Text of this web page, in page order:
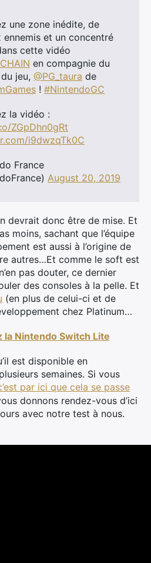
une zone inédite, de
ennemis et un concentré
cette vidéo
en compagnie du
jeu, @PG_taura de
! #NintendoGC
la vidéo :
ZGpDhn0gRt
i9dwzqTk0C
France
August 20, 2019
devrait donc être de mise. Et
moins, sachant que l’équipe
est aussi à l’origine de
autres…Et comme le soft est
pas douter, ce dernier
des consoles à la pelle. Et
(en plus de celui-ci et de
chez Platinum…
la Nintendo Switch Lite
est disponible en
semaines. Si vous
par ici que cela se passe
donnons rendez-vous d’ici
avec notre test à nous.